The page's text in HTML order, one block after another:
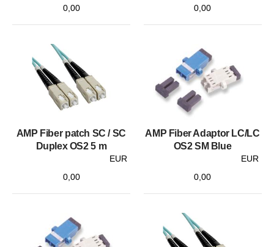
0,00 0,00
AMP Fiber patch SC / SC
Duplex OS2 5 m
EUR
0,00
AMP Fiber Adaptor LC/LC
OS2 SM Blue
EUR
0,00